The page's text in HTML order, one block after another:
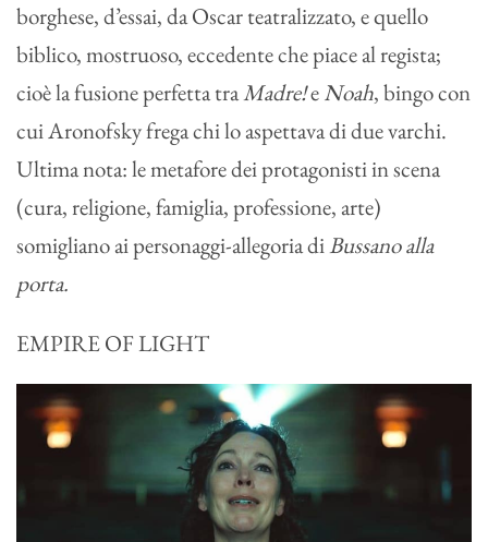
borghese, d’essai, da Oscar teatralizzato, e quello
biblico, mostruoso, eccedente che piace al regista;
cioè la fusione perfetta traMadre!eNoah, bingo con
cui Aronofsky frega chi lo aspettava di due varchi.
Ultima nota: le metafore dei protagonisti in scena
(cura, religione, famiglia, professione, arte)
somigliano ai personaggi-allegoria diBussano alla
porta.
EMPIRE OF LIGHT